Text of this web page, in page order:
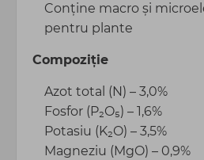
Conține macro și
pentru plante
Compoziție
Azot total (N) – 3,0%
Fosfor (P₂O₅) – 1,6%
Potasiu (K₂O) – 3,5%
Magneziu (MgO) – 0,9%